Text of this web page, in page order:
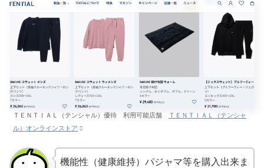
ＴＥＮＴＩＡＬ（テンシャル）優待 利用可能店舗
ＴＥＮＴＩＡＬ（テンシャ
ル）オンラインストア
機能性（健康維持）パジャマ等を購入出来ま